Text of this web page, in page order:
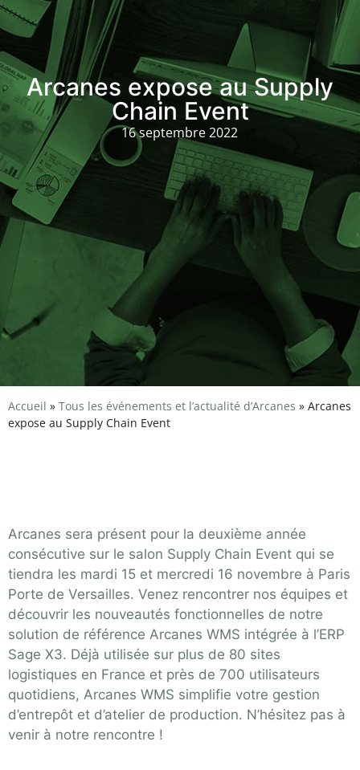
Arcanes expose au Supply
Chain Event
16 septembre 2022
Accueil » Tous les événements et l’actualité d’Arcanes » Arcanes
expose au Supply Chain Event
Arcanes sera présent pour la deuxième année
consécutive sur le salon Supply Chain Event qui se
tiendra les mardi 15 et mercredi 16 novembre à Paris
Porte de Versailles. Venez rencontrer nos équipes et
découvrir les nouveautés fonctionnelles de notre
solution de référence Arcanes WMS intégrée à l’ERP
Sage X3. Déjà utilisée sur plus de 80 sites
logistiques en France et près de 700 utilisateurs
quotidiens, Arcanes WMS simplifie votre gestion
d’entrepôt et d’atelier de production. N’hésitez pas à
venir à notre rencontre !